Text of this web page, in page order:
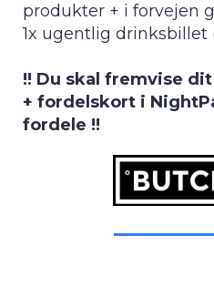
produkter + i forvejen
1x ugentlig drinksbillet
!! Du skal fremvise
+ fordelskort i
fordele !!